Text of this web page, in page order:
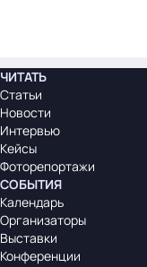
ЧИТАТЬ
Статьи
Новости
Интервью
Кейсы
Фоторепортажи
СОБЫТИЯ
Календарь
Организаторы
Выставки
Конференции